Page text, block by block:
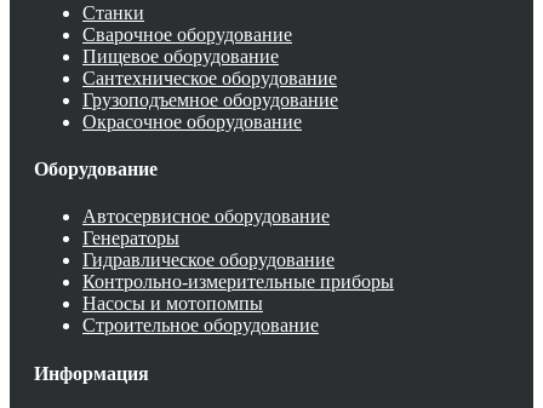
Станки
Сварочное оборудование
Пищевое оборудование
Сантехническое оборудование
Грузоподъемное оборудование
Окрасочное оборудование
Оборудование
Автосервисное оборудование
Генераторы
Гидравлическое оборудование
Контрольно-измерительные приборы
Насосы и мотопомпы
Строительное оборудование
Информация